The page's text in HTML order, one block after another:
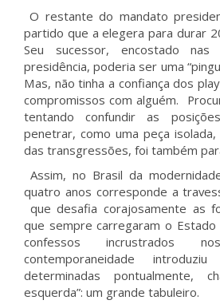
O restante do mandato
partido que a elegera para durar
Seu sucessor, encostado
presidência, poderia ser uma
Mas, não tinha a confiança dos
compromissos com alguém.
tentando confundir as
penetrar, como uma peça
das transgressões, foi também
Assim, no Brasil da
quatro anos corresponde a
que desafia corajosamente as
que sempre carregaram o
confessos incrustrados
contemporaneidade
determinadas pontualmente,
esquerda”: um grande tabuleiro.